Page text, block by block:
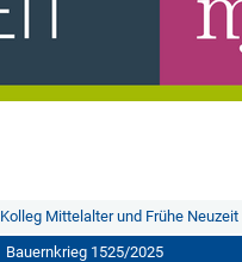
Kolleg Mittelalter und Frühe Neuzeit
Bauernkrieg 1525/2025